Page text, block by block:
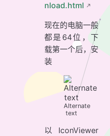
nload.html
现在的电脑一般
都是64位，下
载第一个后，安
装
Alternate
text
以 IconViewer